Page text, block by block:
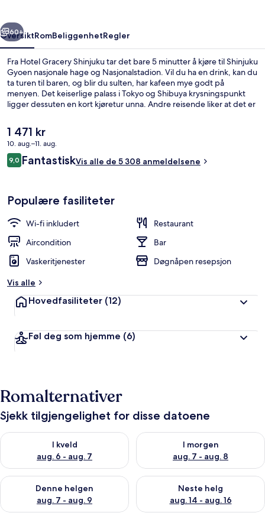
Eksteriør
Neste
60+
OversiktRomBeliggenhetRegler
Fra Hotel Gracery Shinjuku tar det bare 5 minutter å kjøre til Shinjuku
Gyoen nasjonale hage og Nasjonalstadion. Vil du ha en drink, kan du
ta turen til baren, og blir du sulten, har kafeen mye godt på
menyen. Det keiserlige palass i Tokyo og Shibuya krysningspunkt
ligger dessuten en kort kjøretur unna. Andre reisende liker at det er
Shinjuku-Nishiguchi stasjon og 7 minutter å gå til Shinjuku-
sanchōme stasjon.
Den
nåværende
prisen
er
1 471 kr
10. aug.–11. aug.
Anmeldelser
9,09,0 av 10 –
FantastiskVis alle de 5 308 anmeldelsene
Populære fasiliteter
Wi-fi inkludert
Restaurant
Aircondition
Bar
Vaskeritjenester
Døgnåpen resepsjon
Vis alle
Hovedfasiliteter (12)
Føl deg som hjemme (6)
Romalternativer
Sjekk tilgjengelighet for disse datoene
I kveld
aug. 6 - aug. 7
Sjekk tilgjengelighet for i kveld, aug. 6 - aug. 7
I morgen
aug. 7 - aug. 8
Sjekk tilgjengelighet for i
Denne helgen
aug. 7 - aug. 9
Sjekk tilgjengelighet for denne helgen, aug. 7 - aug. 9
Neste helg
aug. 14 - aug. 16
Sjekk tilgjengelighet for neste